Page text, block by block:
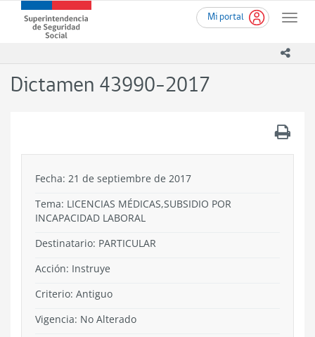
contenido
Mi portal
Toggle
Superintendencia
de
-
Dictamen 43990-2017
Fecha: 21 de septiembre de 2017
Tema: LICENCIAS MÉDICAS,SUBSIDIO POR
INCAPACIDAD LABORAL
Destinatario: PARTICULAR
Acción: Instruye
Criterio: Antiguo
Vigencia: No Alterado